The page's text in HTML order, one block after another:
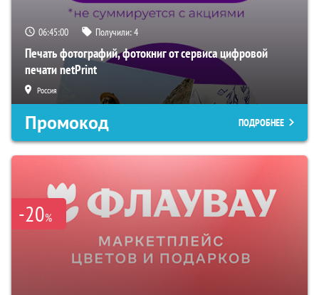
06:44:59 Получили:4
Печать фотографий, фотокниг от сервиса цифровой
печати netPrint
Россия
Промокод ПОДРОБНЕЕ
-20%